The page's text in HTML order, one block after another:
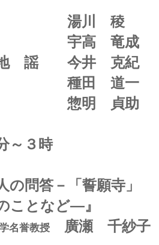
稜
竜成
井 克紀
道一
貞助
～３時
答－「誓願寺」
ことなど―』
名誉教授 廣瀬 千紗子